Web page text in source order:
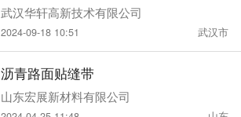
武汉华轩高新技术有限公司
2024-09-18 10:51 武汉市
沥青路面贴缝带
山东宏展新材料有限公司